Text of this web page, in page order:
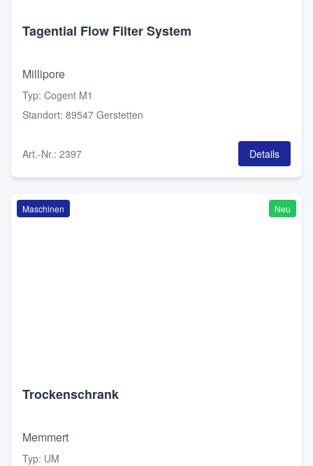
Tagential Flow Filter System
Millipore
Typ: Cogent M1
Standort: 89547 Gerstetten
Art.-Nr.: 2397 Details
Maschinen Neu
Trockenschrank
Memmert
Typ: UM